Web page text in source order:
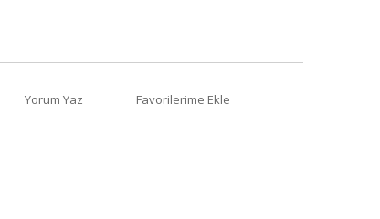
Yorum Yaz